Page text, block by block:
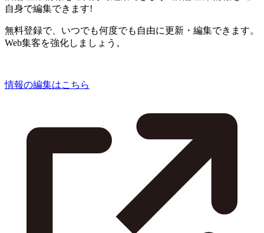
自身で編集できます!
無料登録で、いつでも何度でも自由に更新・編集できます。
Web集客を強化しましょう。
情報の編集はこちら